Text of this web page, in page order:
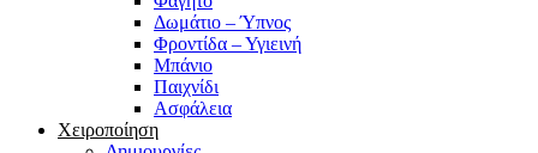
Δωμάτιο – Ύπνος
Φροντίδα – Υγιεινή
Μπάνιο
Παιχνίδι
Ασφάλεια
Χειροποίηση